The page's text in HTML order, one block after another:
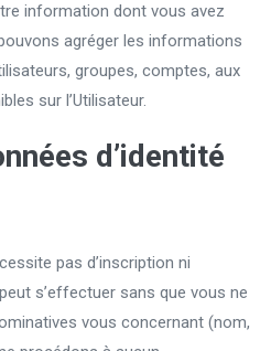
information dont vous avez
agréger les informations
groupes, comptes, aux
sur l’Utilisateur.
d’identité
pas d’inscription ni
s’effectuer sans que vous ne
vous concernant (nom,